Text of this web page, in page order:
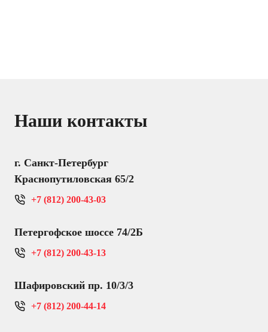
Наши контакты
г. Санкт-Петербург
Краснопутиловская 65/2
+7 (812) 200-43-03
Петергофское шоссе 74/2Б
+7 (812) 200-43-13
Шафировский пр. 10/3/3
+7 (812) 200-44-14